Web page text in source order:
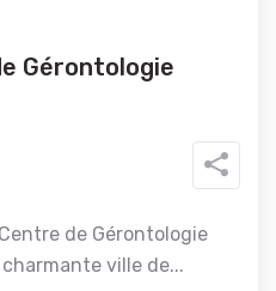
Gérontologie
de Gérontologie
ville de...